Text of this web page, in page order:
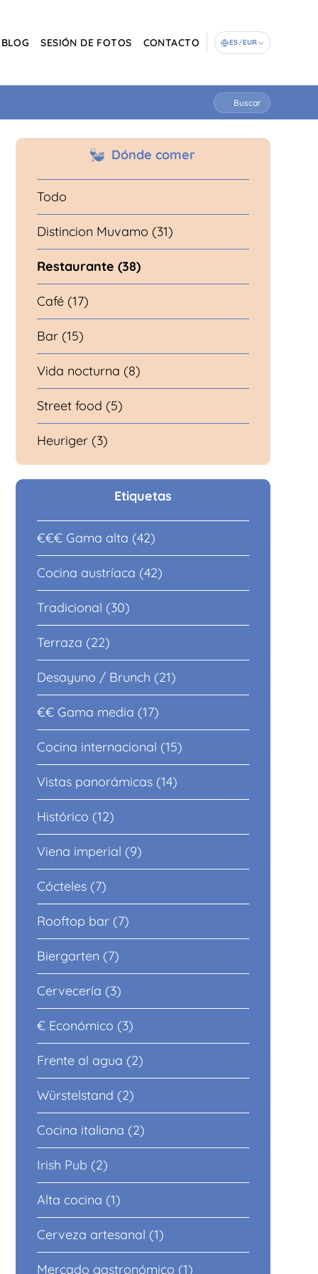
BLOG SESIÓN DE FOTOS CONTACTO ES/EUR
Buscar
Dónde comer
Todo
Distincion Muvamo (31)
Restaurante (38)
Café (17)
Bar (15)
Vida nocturna (8)
Street food (5)
Heuriger (3)
Etiquetas
€€€ Gama alta (42)
Cocina austríaca (42)
Tradicional (30)
Terraza (22)
Desayuno / Brunch (21)
€€ Gama media (17)
Cocina internacional (15)
Vistas panorámicas (14)
Histórico (12)
Viena imperial (9)
Cócteles (7)
Rooftop bar (7)
Biergarten (7)
Cervecería (3)
€ Económico (3)
Frente al agua (2)
Würstelstand (2)
Cocina italiana (2)
Irish Pub (2)
Alta cocina (1)
Cerveza artesanal (1)
Mercado gastronómico (1)